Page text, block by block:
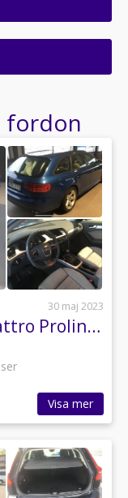
fordon
30 maj 2023
Audi A4 Avant 2.0 TFSI quattro Proline 211hk
Visa mer